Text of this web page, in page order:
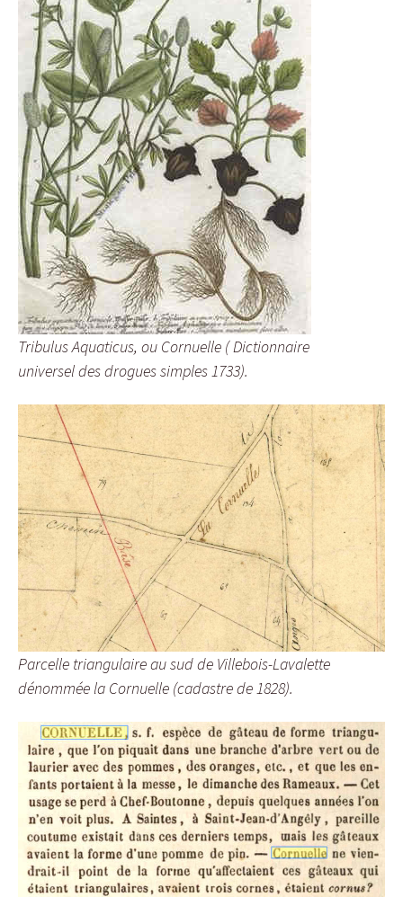
Tribulus Aquaticus, ou Cornuelle ( Dictionnaire
universel des drogues simples 1733).
Parcelle triangulaire au sud de Villebois-Lavalette
dénommée la Cornuelle (cadastre de 1828).